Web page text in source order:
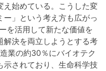
え始めている。こうした変
」という考え方も広がっ
を活用して新たな価値を
解決を両立しようとする考
業の約30％にバイオテク
示されており、生命科学技